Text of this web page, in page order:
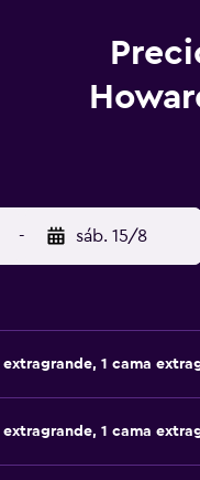
- sáb. 15/8
1 cama
1 cama